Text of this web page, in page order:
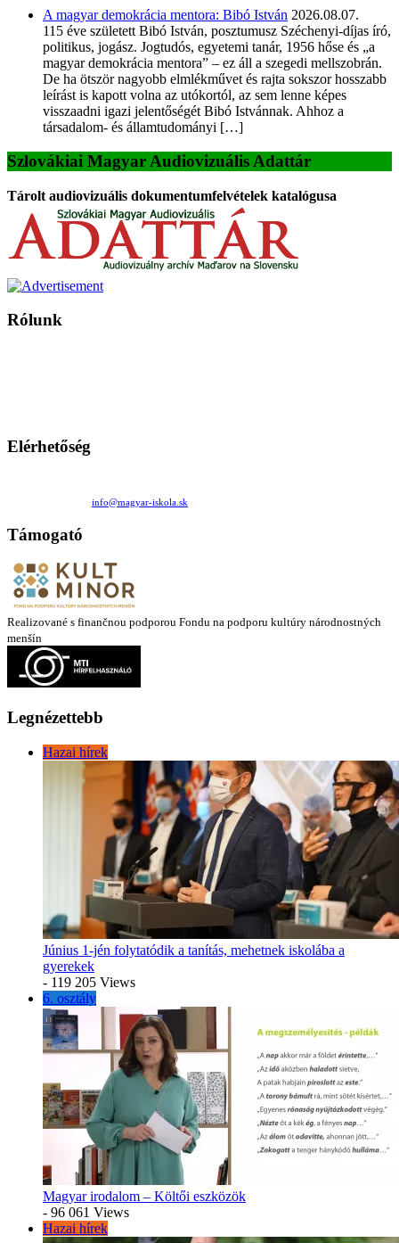
A magyar demokrácia mentora: Bibó István 2026.08.07.
115 éve született Bibó István, posztumusz Széchenyi-díjas író,
politikus, jogász. Jogtudós, egyetemi tanár, 1956 hőse és „a
magyar demokrácia mentora” – ez áll a szegedi mellszobrán.
De ha ötször nagyobb elmlékművet és rajta sokszor hosszabb
leírást is kapott volna az utókortól, az sem lenne képes
visszaadni igazi jelentőségét Bibó Istvánnak. Ahhoz a
társadalom- és államtudományi […]
Szlovákiai Magyar Audiovizuális Adattár
Tárolt audiovizuális dokumentumfelvételek katalógusa
Rólunk
Elérhetőség
info@magyar-iskola.sk
Támogató
Realizované s finančnou podporou Fondu na podporu kultúry národnostných
menšín
Legnézettebb
Hazai hírek
Június 1-jén folytatódik a tanítás, mehetnek iskolába a
gyerekek
- 119 205 Views
6. osztály
Magyar irodalom – Költői eszközök
- 96 061 Views
Hazai hírek